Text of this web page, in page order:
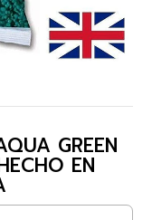
GREEN
EN